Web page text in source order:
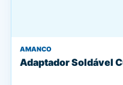
AMANCO
Adaptador Soldável